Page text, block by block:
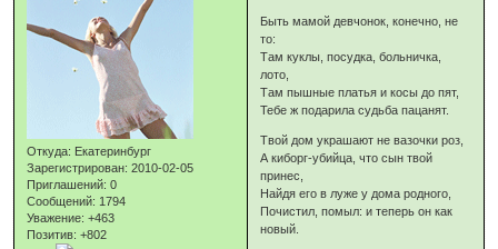
Откуда: Екатеринбург
Зарегистрирован: 2010-02-05
Приглашений: 0
Сообщений: 1794
Уважение: +463
Позитив: +802
Быть мамой девчонок, конечно, не
то:
Там куклы, посудка, больничка,
лото,
Там пышные платья и косы до пят,
Тебе ж подарила судьба пацанят.
Твой дом украшают не вазочки роз,
А киборг-убийца, что сын твой
принес,
Найдя его в луже у дома родного,
Почистил, помыл: и теперь он как
новый.